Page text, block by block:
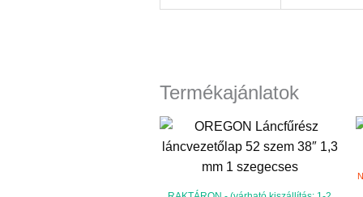
Termékajánlatok